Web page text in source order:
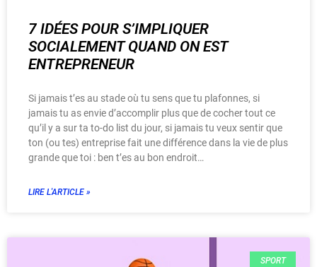
7 IDÉES POUR S’IMPLIQUER
SOCIALEMENT QUAND ON EST
ENTREPRENEUR
Si jamais t’es au stade où tu sens que tu plafonnes, si
jamais tu as envie d’accomplir plus que de cocher tout ce
qu’il y a sur ta to-do list du jour, si jamais tu veux sentir que
ton (ou tes) entreprise fait une différence dans la vie de plus
grande que toi : ben t’es au bon endroit…
LIRE L'ARTICLE »
SPORT